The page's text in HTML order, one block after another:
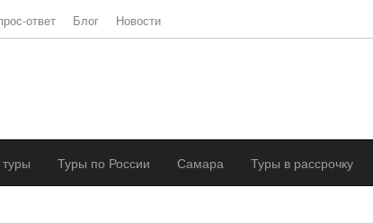
ответ Блог Новости
Туры по России Самара Туры в рассрочку